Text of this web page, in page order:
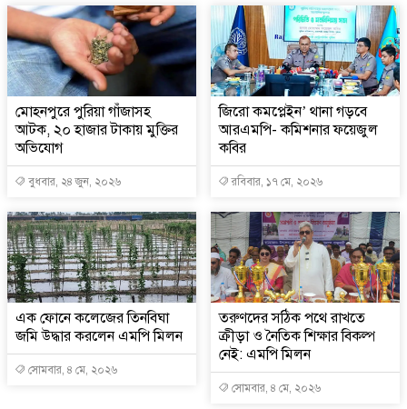
মোহনপুরে পুরিয়া গাঁজাসহ
আটক, ২০ হাজার টাকায় মুক্তির
অভিযোগ
বুধবার, ২৪ জুন, ২০২৬
জিরো কমপ্লেইন’ থানা গড়বে
আরএমপি- কমিশনার ফয়েজুল
কবির
রবিবার, ১৭ মে, ২০২৬
এক ফোনে কলেজের তিনবিঘা
জমি উদ্ধার করলেন এমপি মিলন
সোমবার, ৪ মে, ২০২৬
তরুণদের সঠিক পথে রাখতে
ক্রীড়া ও নৈতিক শিক্ষার বিকল্প
নেই: এমপি মিলন
সোমবার, ৪ মে, ২০২৬